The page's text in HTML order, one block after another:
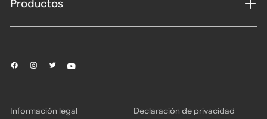
Productos
Información legal Declaración de privacidad